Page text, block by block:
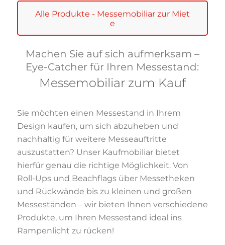
Alle Produkte - Messemobiliar zur Miet
e
Machen Sie auf sich aufmerksam –
Eye-Catcher für Ihren Messestand:
Messemobiliar zum Kauf
Sie möchten einen Messestand in Ihrem
Design kaufen, um sich abzuheben und
nachhaltig für weitere Messeauftritte
auszustatten? Unser Kaufmobiliar bietet
hierfür genau die richtige Möglichkeit. Von
Roll-Ups und Beachflags über Messetheken
und Rückwände bis zu kleinen und großen
Messeständen – wir bieten Ihnen verschiedene
Produkte, um Ihren Messestand ideal ins
Rampenlicht zu rücken!